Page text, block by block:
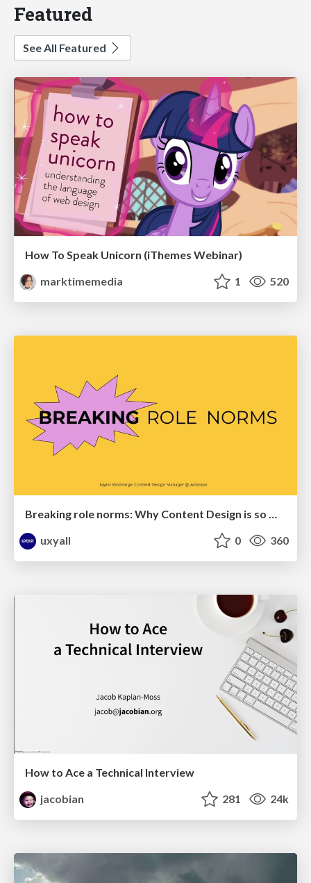
Featured
See All Featured
How To Speak Unicorn (iThemes Webinar)
marktimemedia
1 520
Breaking role norms: Why Content Design is so much more than writing copy - Taylor Woolridge
uxyall
0 360
How to Ace a Technical Interview
jacobian
281 24k